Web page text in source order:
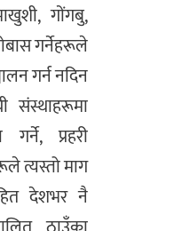
गोंगबु,
गर्नेहरूले
गर्न नदिन
संस्थाहरूमा
प्रहरी
त्यस्तो माग
देशभर नै